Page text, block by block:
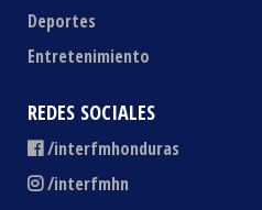
Deportes
Entretenimiento
REDES SOCIALES
/interfmhonduras
/interfmhn